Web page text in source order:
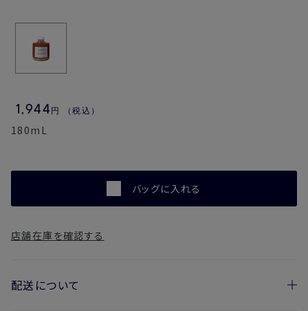
1,944 円 （税込）
180mL
バッグに入れる
店舗在庫を確認する
配送について